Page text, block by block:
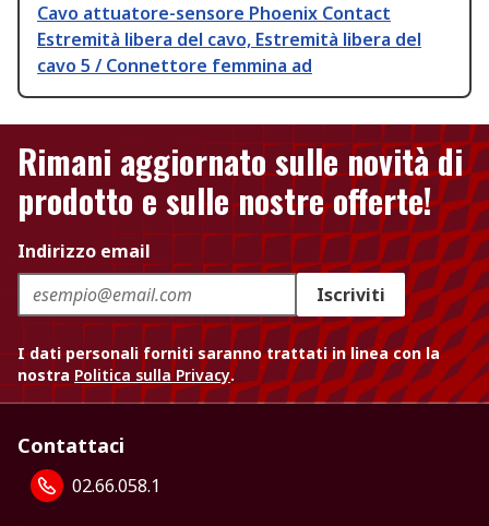
Cavo attuatore-sensore Phoenix Contact
Estremità libera del cavo, Estremità libera del
cavo 5 / Connettore femmina ad
Rimani aggiornato sulle novità di
prodotto e sulle nostre offerte!
Indirizzo email
Iscriviti
I dati personali forniti saranno trattati in linea con la
nostra Politica sulla Privacy.
Contattaci
02.66.058.1